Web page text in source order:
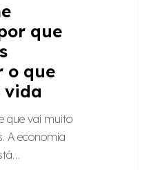
que
o que
vida
que vai muito
A economia